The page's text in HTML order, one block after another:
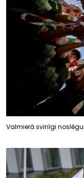
Valmierā svinīgi